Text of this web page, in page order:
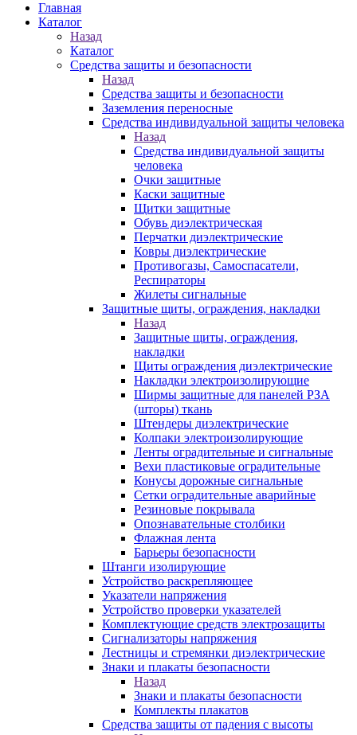
Главная
Каталог
Назад
Каталог
Средства защиты и безопасности
Назад
Средства защиты и безопасности
Заземления переносные
Средства индивидуальной защиты человека
Назад
Средства индивидуальной защиты
человека
Очки защитные
Каски защитные
Щитки защитные
Обувь диэлектрическая
Перчатки диэлектрические
Ковры диэлектрические
Противогазы, Самоспасатели,
Респираторы
Жилеты сигнальные
Защитные щиты, ограждения, накладки
Назад
Защитные щиты, ограждения,
накладки
Щиты ограждения диэлектрические
Накладки электроизолирующие
Ширмы защитные для панелей РЗА
(шторы) ткань
Штендеры диэлектрические
Колпаки электроизолирующие
Ленты оградительные и сигнальные
Вехи пластиковые оградительные
Конусы дорожные сигнальные
Сетки оградительные аварийные
Резиновые покрывала
Опознавательные столбики
Флажная лента
Барьеры безопасности
Штанги изолирующие
Устройство раскрепляющее
Указатели напряжения
Устройство проверки указателей
Комплектующие средств электрозащиты
Сигнализаторы напряжения
Лестницы и стремянки диэлектрические
Знаки и плакаты безопасности
Назад
Знаки и плакаты безопасности
Комплекты плакатов
Средства защиты от падения с высоты